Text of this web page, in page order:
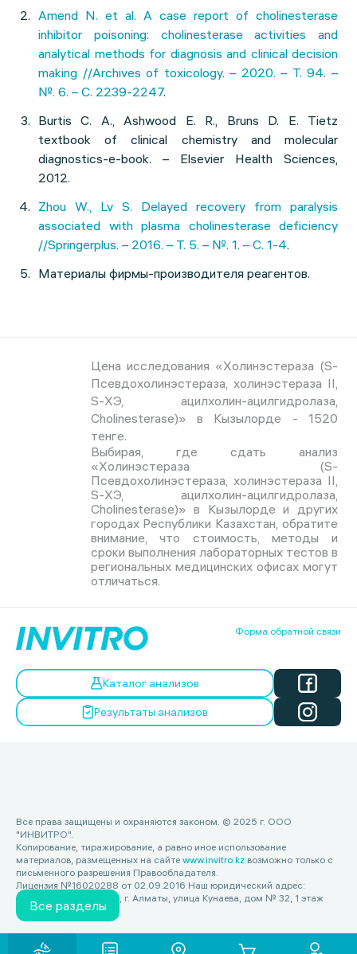
Все разделы
Amend N. et al. A case report of cholinesterase
inhibitor poisoning: cholinesterase activities and
analytical methods for diagnosis and clinical decision
making //Archives of toxicology. – 2020. – Т. 94. –
№. 6. – С. 2239-2247.
Burtis C. A., Ashwood E. R., Bruns D. E. Tietz
textbook of clinical chemistry and molecular
diagnostics-e-book. – Elsevier Health Sciences,
2012.
Zhou W., Lv S. Delayed recovery from paralysis
associated with plasma cholinesterase deficiency
//Springerplus. – 2016. – Т. 5. – №. 1. – С. 1-4.
Материалы фирмы-производителя реагентов.
Цена исследования «Холинэстераза (S-
Псевдохолинэстераза, холинэстераза II,
S-ХЭ, ацилхолин-ацилгидролаза,
Cholinesterase)» в Кызылорде - 1520
тенге.
Выбирая, где сдать анализ
«Холинэстераза (S-
Псевдохолинэстераза, холинэстераза II,
S-ХЭ, ацилхолин-ацилгидролаза,
Cholinesterase)» в Кызылорде и других
городах Республики Казахстан, обратите
внимание, что стоимость, методы и
сроки выполнения лабораторных тестов в
региональных медицинских офисах могут
отличаться.
Форма обратной связи
Каталог анализов
Результаты анализов
Все права защищены и охраняются законом. © 2025 г. ООО
"ИНВИТРО".
Копирование, тиражирование, а равно иное использование
материалов, размещенных на сайте www.invitro.kz возможно только с
письменного разрешения Правообладателя.
Лицензия №16020288 от 02.09.2016 Наш юридический адрес:
Республика Казахстан, г. Алматы, улица Кунаева, дом № 32, 1 этаж